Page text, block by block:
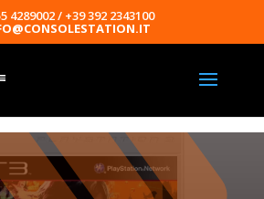
4289002 / +39 392 2343100